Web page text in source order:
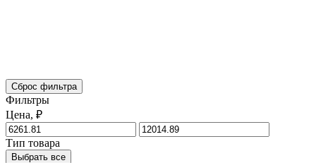
Сброс фильтра
Фильтры
Цена, ₽
Тип товара
Выбрать все